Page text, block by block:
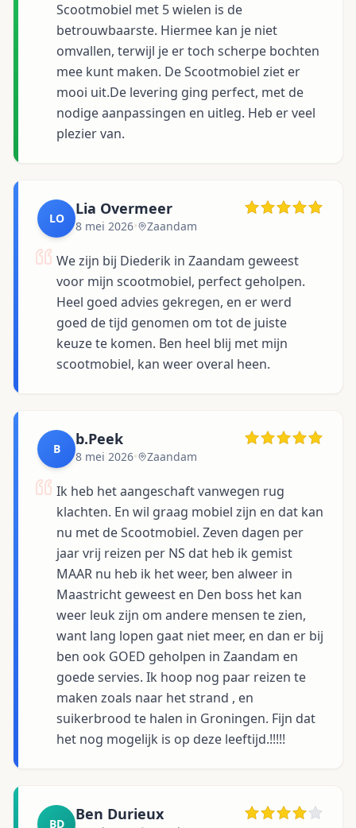
Scootmobiel met 5 wielen is de
betrouwbaarste. Hiermee kan je niet
omvallen, terwijl je er toch scherpe bochten
mee kunt maken. De Scootmobiel ziet er
mooi uit.De levering ging perfect, met de
nodige aanpassingen en uitleg. Heb er veel
plezier van.
LO
Lia Overmeer
8 mei 2026• Zaandam
We zijn bij Diederik in Zaandam geweest
voor mijn scootmobiel, perfect geholpen.
Heel goed advies gekregen, en er werd
goed de tijd genomen om tot de juiste
keuze te komen. Ben heel blij met mijn
scootmobiel, kan weer overal heen.
B
b.Peek
8 mei 2026• Zaandam
Ik heb het aangeschaft vanwegen rug
klachten. En wil graag mobiel zijn en dat kan
nu met de Scootmobiel. Zeven dagen per
jaar vrij reizen per NS dat heb ik gemist
MAAR nu heb ik het weer, ben alweer in
Maastricht geweest en Den boss het kan
weer leuk zijn om andere mensen te zien,
want lang lopen gaat niet meer, en dan er bij
ben ook GOED geholpen in Zaandam en
goede servies. Ik hoop nog paar reizen te
maken zoals naar het strand , en
suikerbrood te halen in Groningen. Fijn dat
het nog mogelijk is op deze leeftijd.!!!!!
BD
Ben Durieux